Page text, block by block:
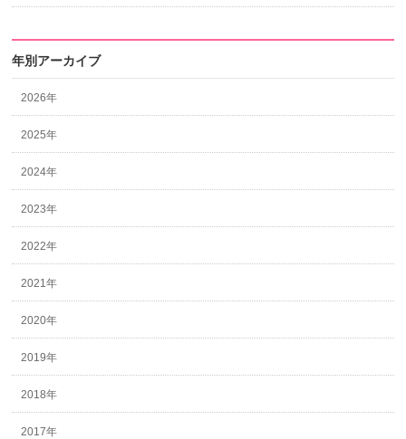
年別アーカイブ
2026年
2025年
2024年
2023年
2022年
2021年
2020年
2019年
2018年
2017年